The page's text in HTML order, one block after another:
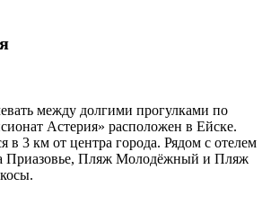
между долгими прогулками по
Астерия» расположен в Ейске.
в 3 км от центра города. Рядом с отелем
Приазовье, Пляж Молодёжный и Пляж